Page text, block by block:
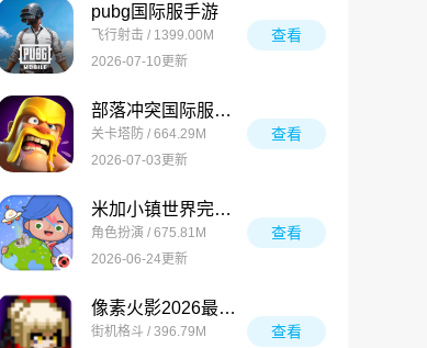
pubg国际服手游
飞行射击 / 1399.00M
2026-07-10更新
查看
部落冲突国际服最新版
关卡塔防 / 664.29M
2026-07-03更新
查看
米加小镇世界完整版
角色扮演 / 675.81M
2026-06-24更新
查看
像素火影2026最新版
街机格斗 / 396.79M
查看